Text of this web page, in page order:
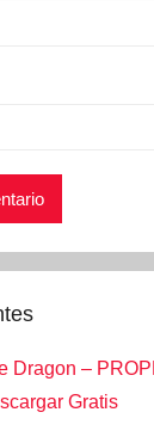
Dragon –
Gratis